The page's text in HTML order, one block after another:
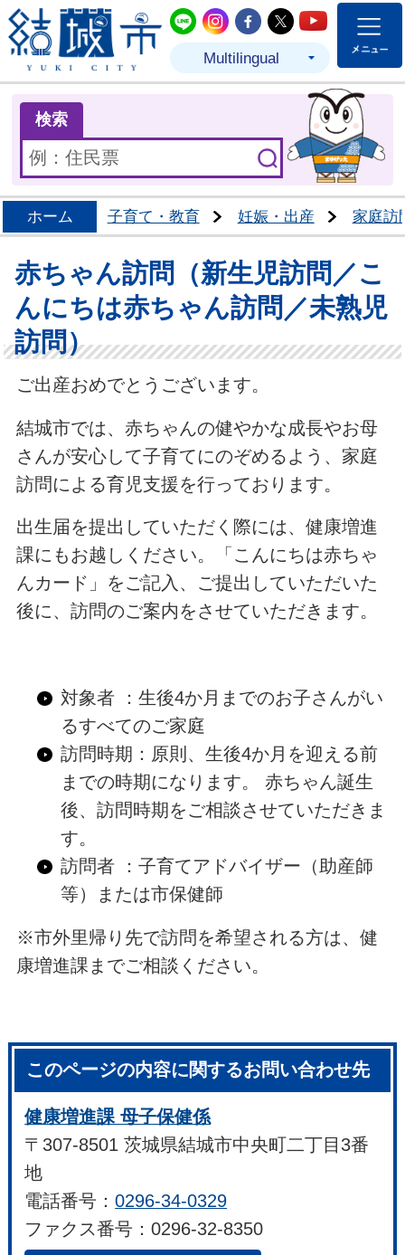
結城市公式LINE
結城市公式Instagram
結城市公式
結城市公式
結城市
Multilingual
検索
ホーム 子育て・教育 妊娠・出産 家庭訪
赤ちゃん訪問（新生児訪問／こ
んにちは赤ちゃん訪問／未熟児
訪問）
ご出産おめでとうございます。
結城市では、赤ちゃんの健やかな成長やお母
さんが安心して子育てにのぞめるよう、家庭
訪問による育児支援を行っております。
出生届を提出していただく際には、健康増進
課にもお越しください。「こんにちは赤ちゃ
んカード」をご記入、ご提出していただいた
後に、訪問のご案内をさせていただきます。
対象者 ：生後4か月までのお子さんがい
るすべてのご家庭
訪問時期：原則、生後4か月を迎える前
までの時期になります。 赤ちゃん誕生
後、訪問時期をご相談させていただきま
す。
訪問者 ：子育てアドバイザー（助産師
等）または市保健師
※市外里帰り先で訪問を希望される方は、健
康増進課までご相談ください。
このページの内容に関するお問い合わせ先
健康増進課 母子保健係
〒307-8501 茨城県結城市中央町二丁目3番
地
電話番号：0296-34-0329
ファクス番号：0296-32-8350